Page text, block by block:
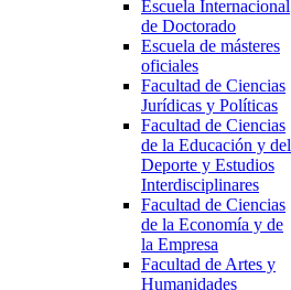
Escuela Internacional
de Doctorado
Escuela de másteres
oficiales
Facultad de Ciencias
Jurídicas y Políticas
Facultad de Ciencias
de la Educación y del
Deporte y Estudios
Interdisciplinares
Facultad de Ciencias
de la Economía y de
la Empresa
Facultad de Artes y
Humanidades